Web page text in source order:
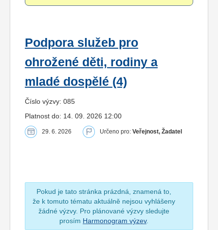
Podpora služeb pro
ohrožené děti, rodiny a
mladé dospělé (4)
Číslo výzvy: 085
Platnost do: 14. 09. 2026 12:00
29. 6. 2026 Určeno pro: Veřejnost, Žadatel
Pokud je tato stránka prázdná, znamená to,
že k tomuto tématu aktuálně nejsou vyhlášeny
žádné výzvy. Pro plánované výzvy sledujte
prosím Harmonogram výzev.